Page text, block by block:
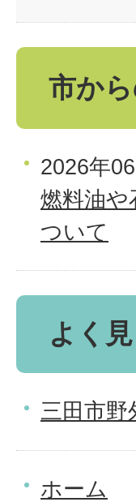
市か
2026年
燃料油や
ついて
よく
三田市野
ホーム